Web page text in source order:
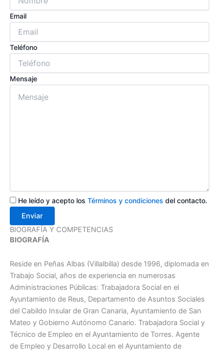
Email
Teléfono
Mensaje
He leído y acepto los Términos y condiciones del contacto.
Enviar
BIOGRAFÍA Y COMPETENCIAS
BIOGRAFÍA
Reside en Peñas Albas (Villalbilla) desde 1996, diplomada en
Trabajo Social, años de experiencia en numerosas
Administraciones Públicas: Trabajadora Social en el
Ayuntamiento de Reus, Departamento de Asuntos Sociales
del Cabildo Insular de Gran Canaria, Ayuntamiento de San
Mateo y Gobierno Autónomo Canario. Trabajadora Social y
Técnico de Empleo en el Ayuntamiento de Torres. Agente
de Empleo y Desarrollo Local en el Ayuntamiento de